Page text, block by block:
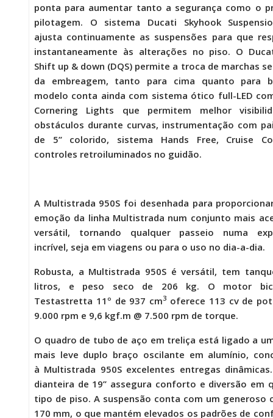
ponta para aumentar tanto a segurança como o
pilotagem. O sistema Ducati Skyhook
ajusta continuamente as suspensões para que
instantaneamente às alterações no piso. O
Shift up & down (DQS) permite a troca de marchas
da embreagem, tanto para cima quanto para
modelo conta ainda com sistema ótico full-LED
Cornering Lights que permitem melhor
obstáculos durante curvas, instrumentação com
de 5’’ colorido, sistema Hands Free, Cruise
controles retroiluminados no guidão.
A Multistrada 950S foi desenhada para
emoção da linha Multistrada num conjunto mais
versátil, tornando qualquer passeio numa
incrível, seja em viagens ou para o uso no dia-a-dia.
Robusta, a Multistrada 950S é versátil, tem
litros, e peso seco de 206 kg. O motor
Testastretta 11º de 937 cm3 oferece 113 cv de
9.000 rpm e 9,6 kgf.m @ 7.500 rpm de torque.
O quadro de tubo de aço em treliça está ligado a
mais leve duplo braço oscilante em alumínio,
à Multistrada 950Sexcelentes entregas
dianteira de 19’’ assegura conforto e diversão em
tipo de piso. A suspensão conta com um generoso
170 mm, o que mantém elevados os padrões de